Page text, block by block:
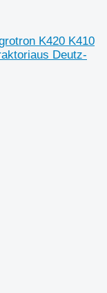
K420 K410
Deutz-